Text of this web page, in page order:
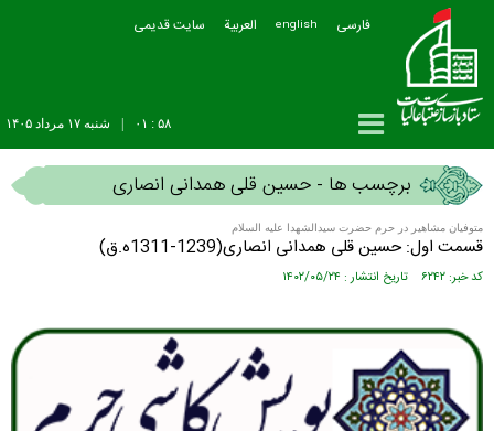
فارسی english العربیة سایت قدیمی
شنبه ۱۷ مرداد ۱۴۰۵ ۵۸ : ۰۱
برچسب ها - حسین قلی همدانی انصاری
متوفیان مشاهیر در حرم حضرت سیدالشهدا علیه السلام
قسمت اول: حسین قلی همدانی انصاری(1239-1311ه.ق)
کد خبر: ۶۲۴۲ تاریخ انتشار : ۱۴۰۲/۰۵/۲۴